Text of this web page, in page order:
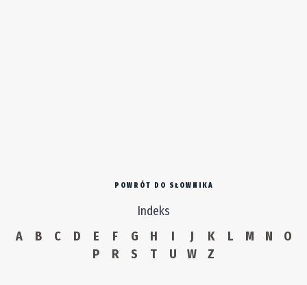
POWRÓT DO SŁOWNIKA
Indeks
A
B C D E F G H I J K L M N
O
P
R S T U W Z